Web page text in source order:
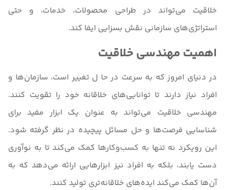
خلاقیت می‌تواند در طراحی محصولات، خدمات، و حتی
استراتژی‌های سازمانی نقش بسزایی ایفا کند.
اهمیت مهندسی خلاقیت
در دنیای امروز که به سرعت در حا ل تغییر است، سازمان‌ها و
افراد نیاز دارند تا توانایی‌های خلاقانه خود را تقویت کنند.
مهندسی خلاقیت می‌تواند به عنوان یک ابزار مفید برای
شناسایی فرصت‌ها و حل مسائل پیچیده در نظر گرفته شود.
این رویکرد نه تنها به کسب‌وکارها کمک می‌کند تا به نوآوری
دست یابند، بلکه به افراد نیز ابزارهایی ارائه می‌دهد که به
آن‌ها کمک می‌کند ایده‌های خلاقانه‌تری تولید کنند.